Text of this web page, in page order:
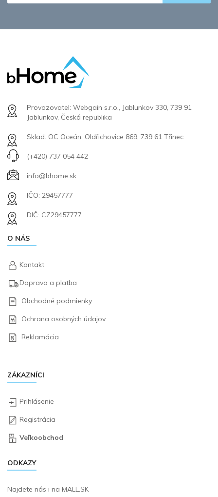
Provozovatel: Webgain s.r.o., Jablunkov 330, 739 91
Jablunkov, Česká republika
Sklad: OC Oceán, Oldřichovice 869, 739 61 Třinec
(+420) 737 054 442
info@bhome.sk
IČO: 29457777
DIČ: CZ29457777
O NÁS
Kontakt
Doprava a platba
Obchodné podmienky
Ochrana osobných údajov
Reklamácia
ZÁKAZNÍCI
Prihlásenie
Registrácia
Veľkoobchod
ODKAZY
Najdete nás i na MALL.SK